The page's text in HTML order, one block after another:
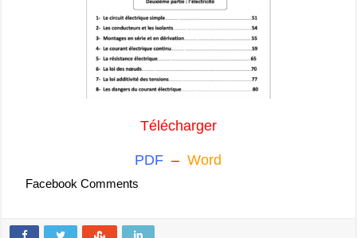
Télécharger
PDF –Word
Facebook Comments